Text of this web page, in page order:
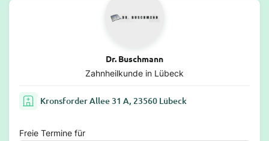
Dr. Buschmann
Zahnheilkunde in Lübeck
Kronsforder Allee 31 A, 23560 Lübeck
Freie Termine für